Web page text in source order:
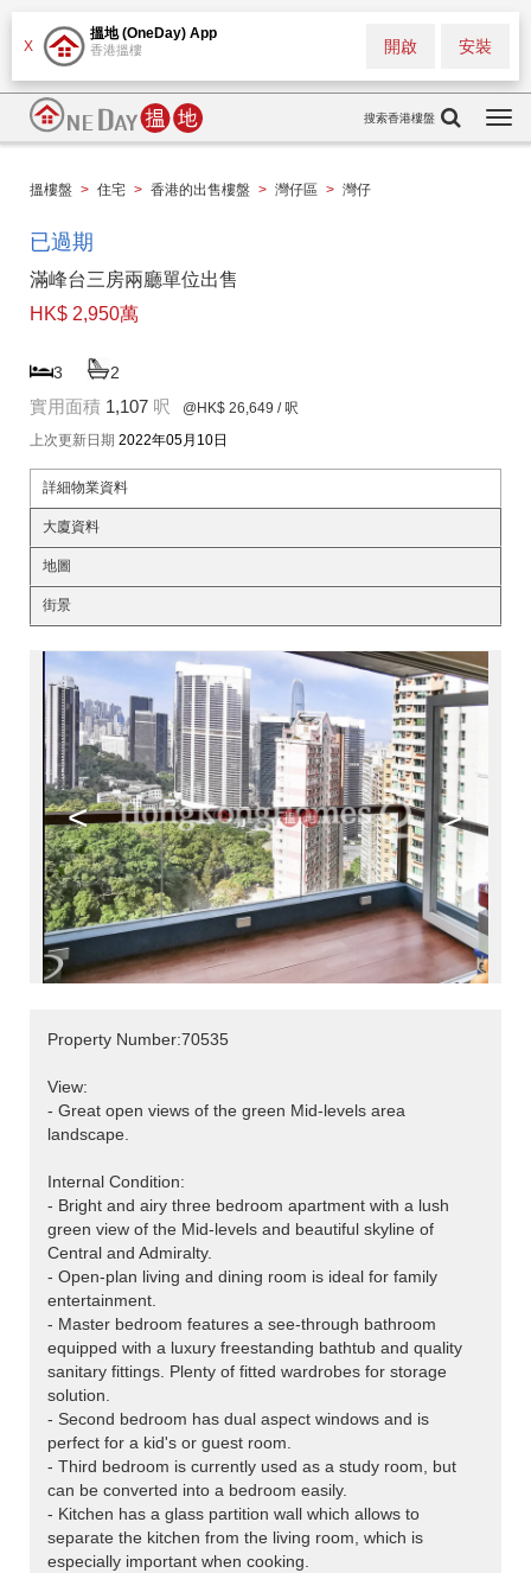
X
搵地 (OneDay) App
香港搵樓 安裝
開啟
搜索香港樓盤
搵樓盤 > 住宅 > 香港的出售樓盤 > 灣仔區 > 灣仔
已過期
滿峰台三房兩廳單位出售
HK$ 2,950萬
3 2
實用面積 1,107 呎 @HK$ 26,649 / 呎
上次更新日期 2022年05月10日
詳細物業資料
大廈資料
地圖
街景
< >
Property Number:70535
View:
- Great open views of the green Mid-levels area
landscape.
Internal Condition:
- Bright and airy three bedroom apartment with a lush
green view of the Mid-levels and beautiful skyline of
Central and Admiralty.
- Open-plan living and dining room is ideal for family
entertainment.
- Master bedroom features a see-through bathroom
equipped with a luxury freestanding bathtub and quality
sanitary fittings. Plenty of fitted wardrobes for storage
solution.
- Second bedroom has dual aspect windows and is
perfect for a kid's or guest room.
- Third bedroom is currently used as a study room, but
can be converted into a bedroom easily.
- Kitchen has a glass partition wall which allows to
separate the kitchen from the living room, which is
especially important when cooking.